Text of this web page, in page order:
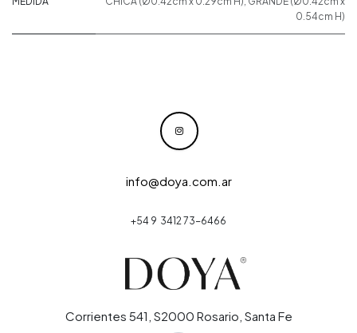
0.54cm H)
info@doya.com.ar
Corrientes 541, S2000 Rosario, Santa Fe
+54 9 3412 73-6466